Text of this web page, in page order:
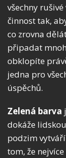
všechny
činnost tak,
co zrovna
připadat
obklopíte
jedna pro
úspěchů.
Zelená barva
dokáže
podzim
tom, že